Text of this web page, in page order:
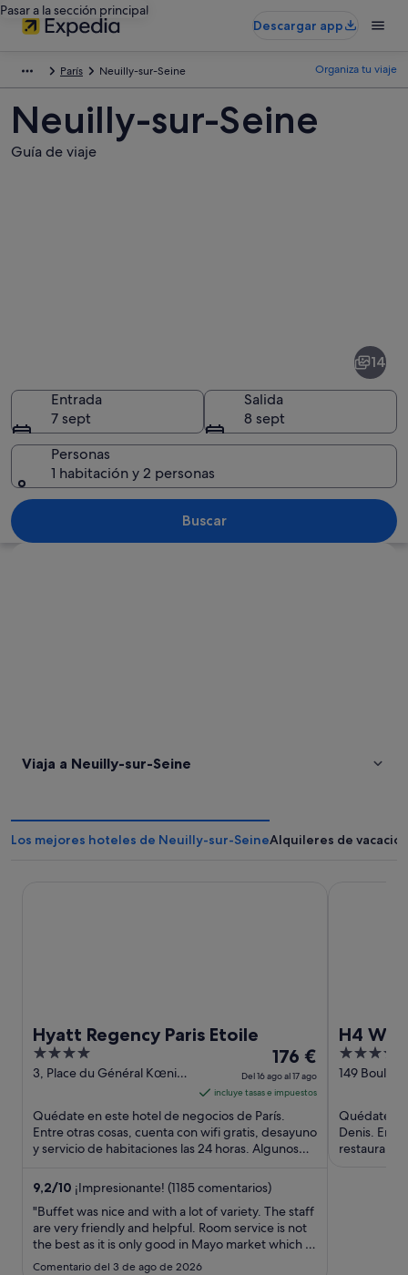
Pasar a la sección principal
Descargar app
París Neuilly-sur-Seine Organiza tu viaje
Neuilly-sur-Seine
Guía de viaje
Seine
Un edificio histórico con balcones
14
Entrada
7 sept
Salida
8 sept
Personas
1 habitación y 2 personas
Buscar
Viaja a Neuilly-sur-Seine
Los mejores hoteles de Neuilly-sur-SeineAlquileres de
Hyatt Regency Paris Etoile
4
out
5
3, Place du Général Kœnig
El
precio
es
de
176 €
por
16
ago
al
176 €
Del 16 ago al 17 ago
incluye tasas e impuestos
Quédate en este hotel de negocios de París.
Entre otras cosas, cuenta con wifi gratis, desayuno
y servicio de habitaciones las 24 horas. Algunos
9,2/10 ¡Impresionante! (1185 comentarios)
"Buffet was nice and with a lot of variety. The staff
are very friendly and helpful. Room service is not
the best as it is only good in Mayo market which is
cold."
Comentario del 3 de ago de 2026
H4
4
out
5
149
Quédate
Denis.